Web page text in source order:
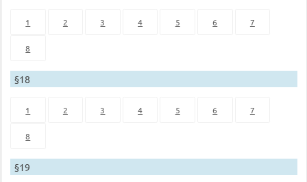
1 2 3 4 5 6 7
8
§18
1 2 3 4 5 6 7
8
§19